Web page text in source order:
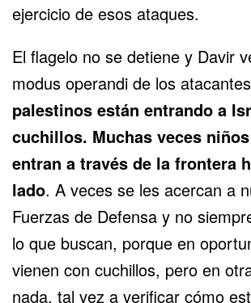
ejercicio de esos ataques.
El flagelo no se detiene y Davir
modus operandi de los
palestinos están entrando a
cuchillos. Muchas veces
entran a través de la frontera
lado. A veces se les acercan a
Fuerzas de Defensa y no
lo que buscan, porque en
vienen con cuchillos, pero en
nada, tal vez a verificar cómo